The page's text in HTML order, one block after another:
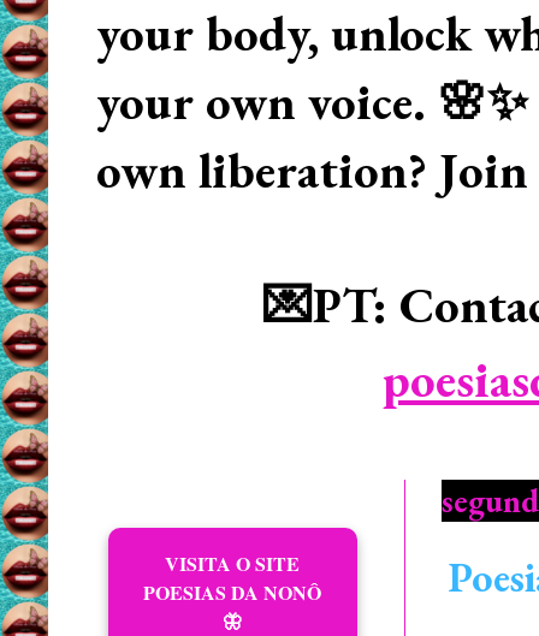
your body, unlock
your own voice.
own liberation? Join
💌PT:
VISITA O SITE
POESIAS DA NONÔ
🦋